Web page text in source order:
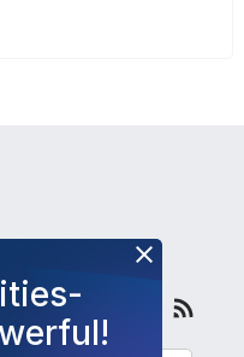
Siga-nos